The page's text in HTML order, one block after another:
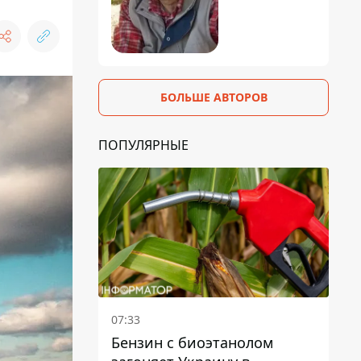
БОЛЬШЕ АВТОРОВ
ПОПУЛЯРНЫЕ
07:33
Бензин с биоэтанолом